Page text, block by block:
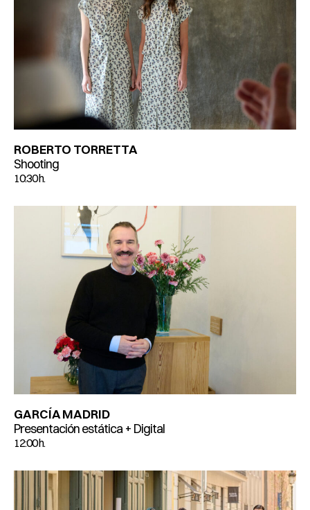
ROBERTO TORRETTA
Shooting
10:30 h.
GARCÍA MADRID
Presentación estática + Digital
12:00 h.